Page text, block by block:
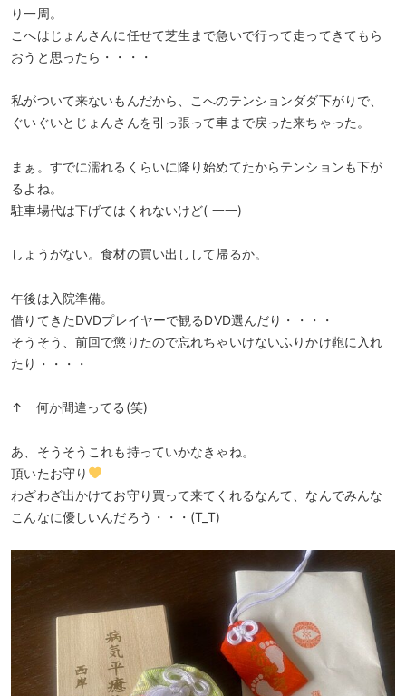
り一周。
こへはじょんさんに任せて芝生まで急いで行って走ってきてもら
おうと思ったら・・・・
私がついて来ないもんだから、こへのテンションダダ下がりで、
ぐいぐいとじょんさんを引っ張って車まで戻った来ちゃった。
まぁ。すでに濡れるくらいに降り始めてたからテンションも下が
るよね。
駐車場代は下げてはくれないけど( 一一)
しょうがない。食材の買い出しして帰るか。
午後は入院準備。
借りてきたDVDプレイヤーで観るDVD選んだり・・・・
そうそう、前回で懲りたので忘れちゃいけないふりかけ鞄に入れ
たり・・・・
↑ 何か間違ってる(笑)
あ、そうそうこれも持っていかなきゃね。
頂いたお守り
わざわざ出かけてお守り買って来てくれるなんて、なんでみんな
こんなに優しいんだろう・・・(T_T)